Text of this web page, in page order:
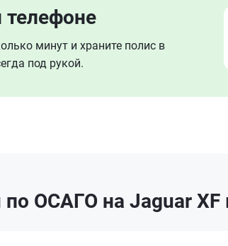
минут и храните полис в
под рукой.
ОСАГО на Jaguar XF